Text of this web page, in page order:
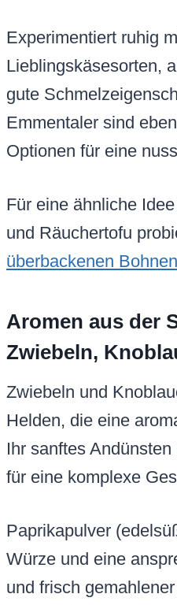
Experimentiert ruhig
Lieblingskäsesorten,
gute
Emmentaler sind
Optionen für eine
Für eine ähnliche
und Räuchertofu
überbackenen
Aromen aus der
Zwiebeln,
Zwiebeln und
Helden, die eine
Ihr sanftes
für eine komplexe
Paprikapulver
Würze und eine
und frisch